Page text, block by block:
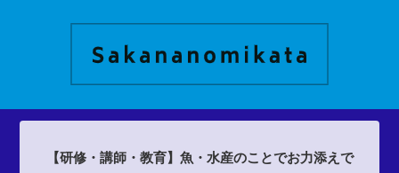
【研修・講師・教育】魚・水産のことでお力添えで